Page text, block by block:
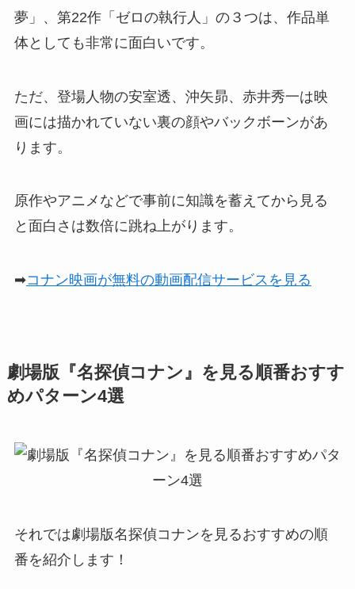
夢」、第22作「ゼロの執行人」の３つは、作品単
体としても非常に面白いです。
ただ、登場人物の安室透、沖矢昴、赤井秀一は映
画には描かれていない裏の顔やバックボーンがあ
ります。
原作やアニメなどで事前に知識を蓄えてから見る
と面白さは数倍に跳ね上がります。
➡コナン映画が無料の動画配信サービスを見る
劇場版『名探偵コナン』を見る順番おすす
めパターン4選
それでは劇場版名探偵コナンを見るおすすめの順
番を紹介します！